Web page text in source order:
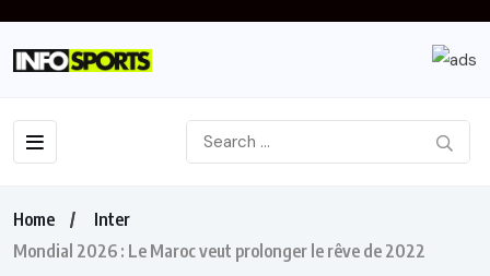
Home
Inter
Mondial 2026 : Le Maroc veut prolonger le rêve de 2022